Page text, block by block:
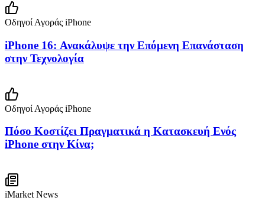
Οδηγοί Αγοράς iPhone
iPhone 16: Ανακάλυψε την Επόμενη Επανάσταση
στην Τεχνολογία
Οδηγοί Αγοράς iPhone
Πόσο Κοστίζει Πραγματικά η Κατασκευή Ενός
iPhone στην Κίνα;
iMarket News